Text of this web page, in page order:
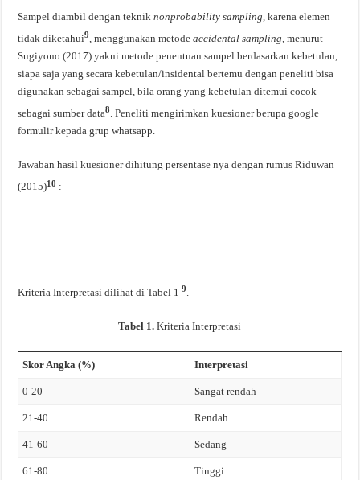
Sampel diambil dengan tekniknonprobability sampling , karena elemen
tidak diketahui9, menggunakan metodeaccidental sampling, menurut
Sugiyono (2017) yakni metode penentuan sampel berdasarkan kebetulan,
siapa saja yang secara kebetulan/insidental bertemu dengan peneliti bisa
digunakan sebagai sampel, bila orang yang kebetulan ditemui cocok
sebagai sumber data8. Peneliti mengirimkan kuesioner berupa google
formulir kepada grup whatsapp.
Jawaban hasil kuesioner dihitung persentase nya dengan rumus Riduwan
(2015)10 :
Kriteria Interpretasi dilihat di Tabel 19.
Tabel 1. Kriteria Interpretasi
Skor Angka (%) Interpretasi
0-20 Sangat rendah
21-40 Rendah
41-60 Sedang
61-80 Tinggi